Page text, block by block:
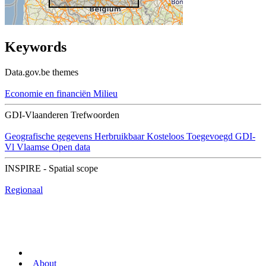
Keywords
Data.gov.be themes
Economie en financiën Milieu
GDI-Vlaanderen Trefwoorden
Geografische gegevens Herbruikbaar Kosteloos Toegevoegd GDI-
Vl Vlaamse Open data
INSPIRE - Spatial scope
Regionaal
About